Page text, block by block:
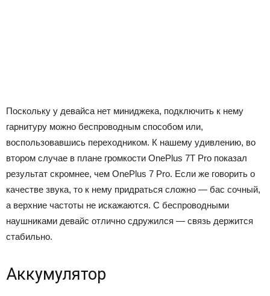
Поскольку у девайса нет миниджека, подключить к нему
гарнитуру можно беспроводным способом или,
воспользовавшись переходником. К нашему удивлению, во
втором случае в плане громкости OnePlus 7T Pro показал
результат скромнее, чем OnePlus 7 Pro. Если же говорить о
качестве звука, то к нему придраться сложно — бас сочный,
а верхние частоты не искажаются. С беспроводными
наушниками девайс отлично сдружился — связь держится
стабильно.
Аккумулятор